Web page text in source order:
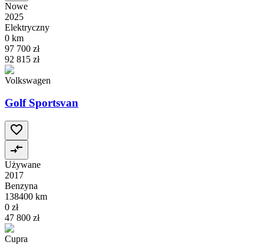
Nowe
2025
Elektryczny
0 km
97 700 zł
92 815 zł
Volkswagen
Golf Sportsvan
Używane
2017
Benzyna
138400 km
0 zł
47 800 zł
Cupra